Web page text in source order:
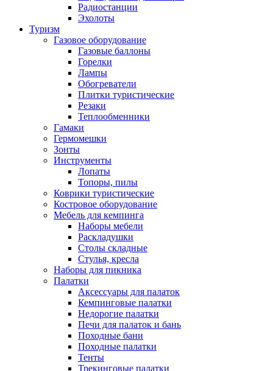
Радиостанции
Эхолоты
Туризм
Газовое оборудование
Газовые баллоны
Горелки
Лампы
Обогреватели
Плитки туристические
Резаки
Теплообменники
Гамаки
Гермомешки
Зонты
Инструменты
Лопаты
Топоры, пилы
Коврики туристические
Костровое оборудование
Мебель для кемпинга
Наборы мебели
Раскладушки
Столы складные
Стулья, кресла
Наборы для пикника
Палатки
Аксессуары для палаток
Кемпинговые палатки
Недорогие палатки
Печи для палаток и бань
Походные бани
Походные палатки
Тенты
Трекинговые палатки